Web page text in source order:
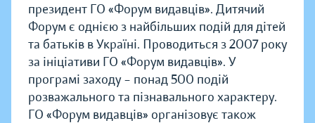
президент ГО «Форум видавців». Дитячий
Форум є однією з найбільших подій для дітей
та батьків в Україні. Проводиться з 2007 року
за ініціативи ГО «Форум видавців». У
програмі заходу – понад 500 подій
розважального та пізнавального характеру.
ГО «Форум видавців» організовує також